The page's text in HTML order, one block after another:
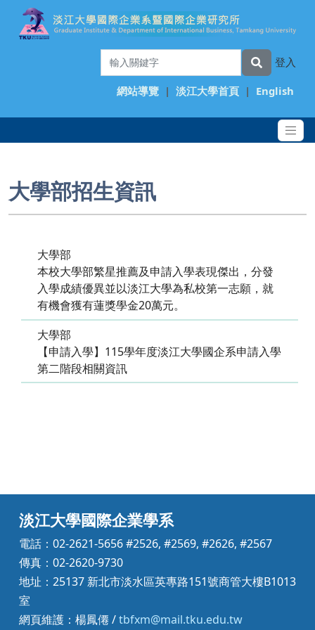
登入
網站導覽 | 淡江大學首頁 | English
大學部招生資訊
大學部
本校大學部繁星推薦及申請入學表現傑出，分發
入學成績優異並以淡江大學為私校第一志願，就
有機會獲有蓮獎學金20萬元。
大學部
【申請入學】115學年度淡江大學國企系申請入學
第二階段相關資訊
淡江大學國際企業學系
電話：02-2621-5656 #2526, #2569, #2626, #2567
傳真：02-2620-9730
地址：25137 新北市淡水區英專路151號商管大樓B1013
室
網頁維護：楊鳳僊 /tbfxm@mail.tku.edu.tw